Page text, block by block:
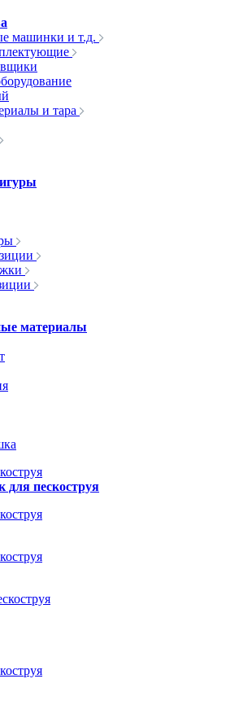
машинки и т.д.
и тара
материалы
для пескоструя